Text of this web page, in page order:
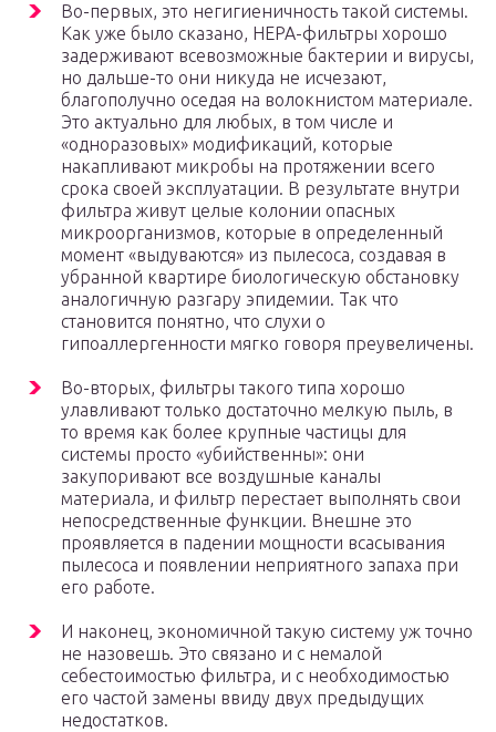
Во-первых, это негигиеничность такой системы.
Как уже было сказано, HEPA-фильтры хорошо
задерживают всевозможные бактерии и вирусы,
но дальше-то они никуда не исчезают,
благополучно оседая на волокнистом материале.
Это актуально для любых, в том числе и
«одноразовых» модификаций, которые
накапливают микробы на протяжении всего
срока своей эксплуатации. В результате внутри
фильтра живут целые колонии опасных
микроорганизмов, которые в определенный
момент «выдуваются» из пылесоса, создавая в
убранной квартире биологическую обстановку
аналогичную разгару эпидемии. Так что
становится понятно, что слухи о
гипоаллергенности мягко говоря преувеличены.
Во-вторых, фильтры такого типа хорошо
улавливают только достаточно мелкую пыль, в
то время как более крупные частицы для
системы просто «убийственны»: они
закупоривают все воздушные каналы
материала, и фильтр перестает выполнять свои
непосредственные функции. Внешне это
проявляется в падении мощности всасывания
пылесоса и появлении неприятного запаха при
его работе.
И наконец, экономичной такую систему уж точно
не назовешь. Это связано и с немалой
себестоимостью фильтра, и с необходимостью
его частой замены ввиду двух предыдущих
недостатков.